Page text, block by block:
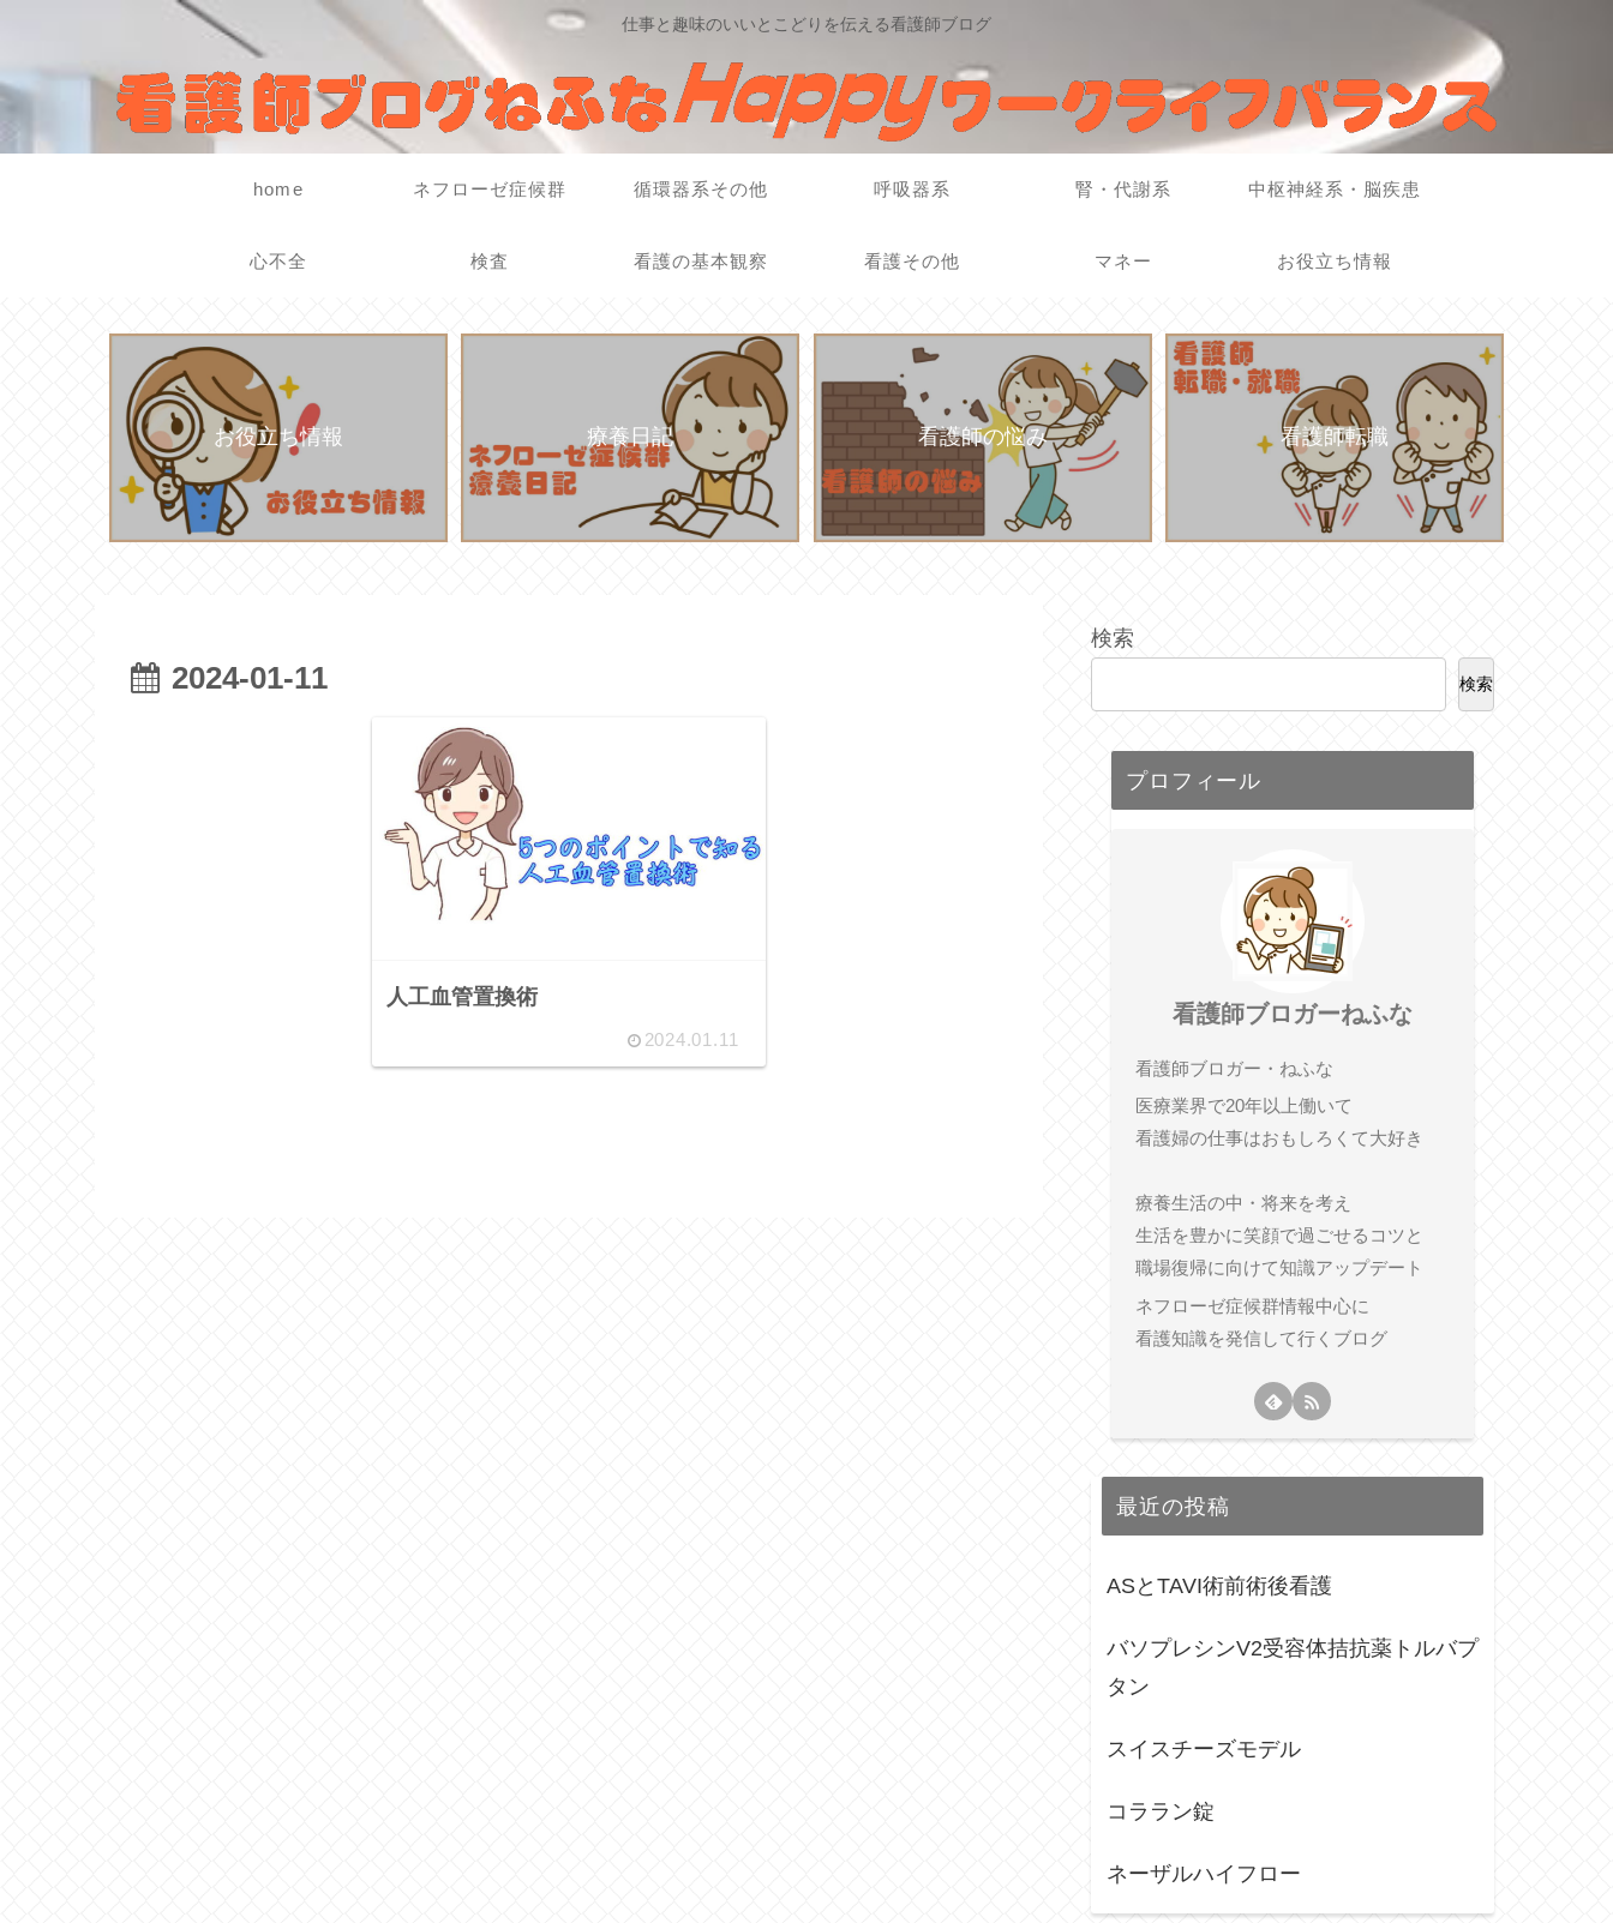
仕事と趣味のいいとこどりを伝える看護師ブログ
home ネフローゼ症候群 循環器系その他 呼吸器系 腎・代謝系 中枢神経系・脳疾患
心不全 検査 看護の基本観察 看護その他 マネー お役立ち情報
お役立ち情報 療養日記 看護師の悩み 看護師転職
2024-01-11
人工血管置換術
2024.01.11
検索
検索
プロフィール
看護師ブロガーねふな
看護師ブロガー・ねふな
医療業界で20年以上働いて
看護婦の仕事はおもしろくて大好き
療養生活の中・将来を考え
生活を豊かに笑顔で過ごせるコツと
職場復帰に向けて知識アップデート
ネフローゼ症候群情報中心に
看護知識を発信して行くブログ
最近の投稿
ASとTAVI術前術後看護
バソプレシンV2受容体拮抗薬トルバプ
タン
スイスチーズモデル
コララン錠
ネーザルハイフロー